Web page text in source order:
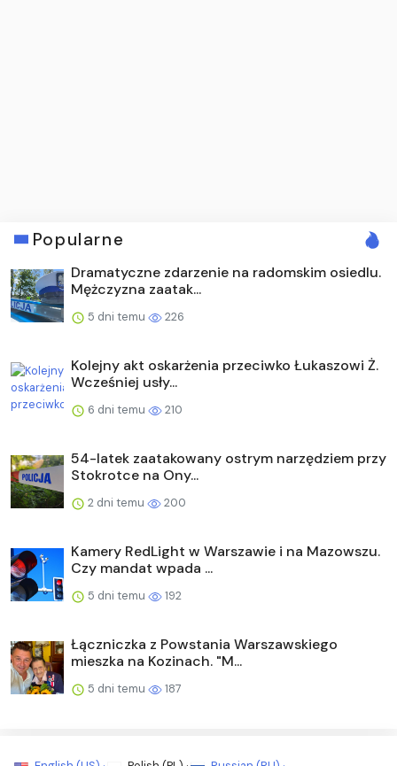
Popularne
Dramatyczne zdarzenie na radomskim osiedlu.
Mężczyzna zaatak...
5 dni temu 226
Kolejny akt oskarżenia przeciwko Łukaszowi Ż.
Wcześniej usły...
6 dni temu 210
54-latek zaatakowany ostrym narzędziem przy
Stokrotce na Ony...
2 dni temu 200
Kamery RedLight w Warszawie i na Mazowszu.
Czy mandat wpada ...
5 dni temu 192
Łączniczka z Powstania Warszawskiego
mieszka na Kozinach. "M...
5 dni temu 187